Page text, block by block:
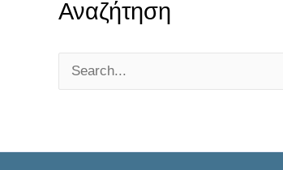
Αναζήτηση